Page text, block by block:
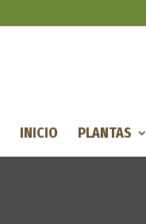
INICIO PLANTAS